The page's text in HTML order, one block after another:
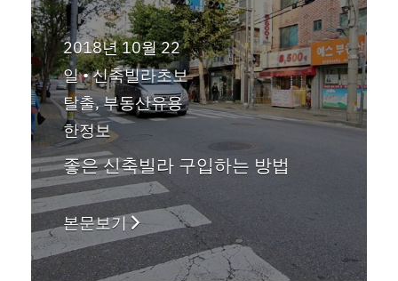
2018년 10월 22
일 •신축빌라초보
탈출,부동산유용
한정보
좋은 신축빌라 구입하는 방법
본문보기